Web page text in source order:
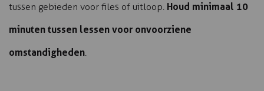
tussen gebieden voor files of uitloop. Houd minimaal 10
minuten tussen lessen voor onvoorziene
omstandigheden.